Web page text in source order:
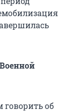
говорить об